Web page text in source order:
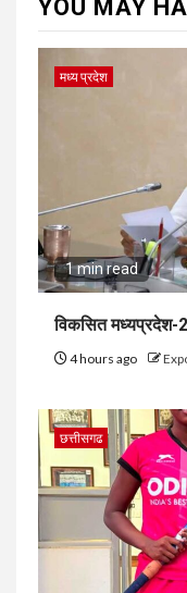
YOU MAY
मध्य प्रदेश
1 min read
विकसित मध्यप्रदेश-
4 hours ago
छत्तीसगढ